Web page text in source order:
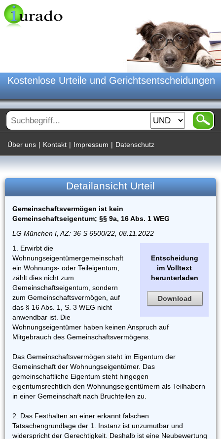
Kostenlose Urteile und Gerichtsentscheidungen
Über uns | Kontakt | Impressum | Datenschutz
Detailansicht Urteil
Gemeinschaftsvermögen ist kein
Gemeinschaftseigentum; §§ 9a, 16 Abs. 1 WEG
LG München I, AZ: 36 S 6500/22, 08.11.2022
Entscheidung
im Volltext
herunterladen
Download
1. Erwirbt die
Wohnungseigentümergemeinschaft
ein Wohnungs- oder Teileigentum,
zählt dies nicht zum
Gemeinschaftseigentum, sondern
zum Gemeinschaftsvermögen, auf
das § 16 Abs. 1, S. 3 WEG nicht
anwendbar ist. Die
Wohnungseigentümer haben keinen Anspruch auf
Mitgebrauch des Gemeinschaftsvermögens.
Das Gemeinschaftsvermögen steht im Eigentum der
Gemeinschaft der Wohnungseigentümer. Das
gemeinschaftliche Eigentum steht hingegen
eigentumsrechtlich den Wohnungseigentümern als Teilhabern
in einer Gemeinschaft nach Bruchteilen zu.
2. Das Festhalten an einer erkannt falschen
Tatsachengrundlage der 1. Instanz ist unzumutbar und
widerspricht der Gerechtigkeit. Deshalb ist eine Neubewertung